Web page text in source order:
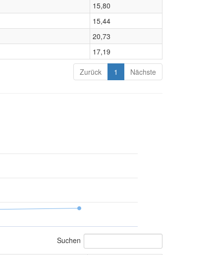
15,80
15,44
20,73
17,19
Zurück 1 Nächste
Suchen